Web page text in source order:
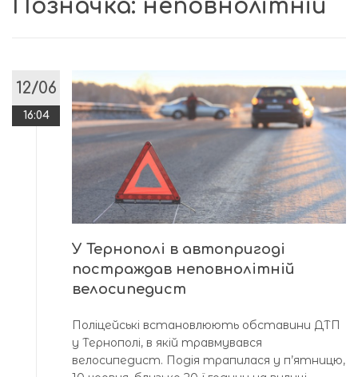
Позначка: неповнолітній
12/06
16:04
У Тернополі в автопригоді
постраждав неповнолітній
велосипедист
Поліцейські встановлюють обставини ДТП
у Тернополі, в якій травмувався
велосипедист. Подія трапилася у п’ятницю,